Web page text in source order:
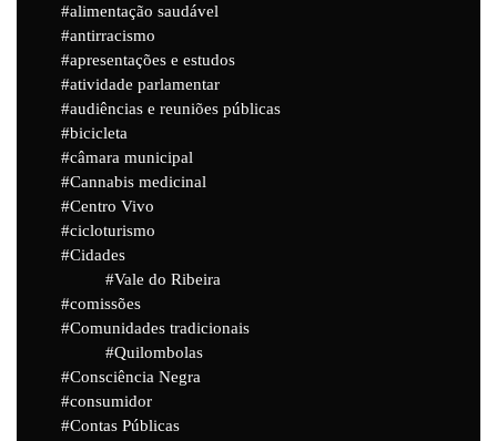
alimentação saudável
antirracismo
apresentações e estudos
atividade parlamentar
audiências e reuniões públicas
bicicleta
câmara municipal
Cannabis medicinal
Centro Vivo
cicloturismo
Cidades
Vale do Ribeira
comissões
Comunidades tradicionais
Quilombolas
Consciência Negra
consumidor
Contas Públicas